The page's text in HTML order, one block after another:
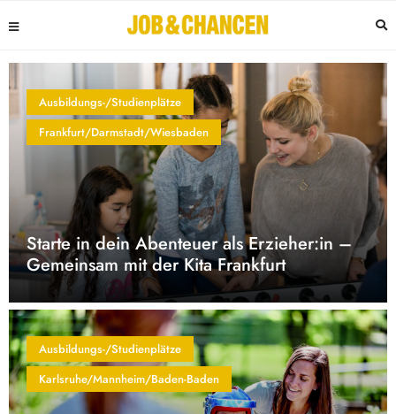
Ausbildungs-/Studienplätze
Frankfurt/Darmstadt/Wiesbaden
Starte in dein Abenteuer als Erzieher:in –
Gemeinsam mit der Kita Frankfurt
Ausbildungs-/Studienplätze
Karlsruhe/Mannheim/Baden-Baden